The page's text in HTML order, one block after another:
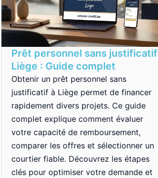
Prêt personnel sans justificatif
Liège : Guide complet
Obtenir un prêt personnel sans
justificatif à Liège permet de financer
rapidement divers projets. Ce guide
complet explique comment évaluer
votre capacité de remboursement,
comparer les offres et sélectionner un
courtier fiable. Découvrez les étapes
clés pour optimiser votre demande et